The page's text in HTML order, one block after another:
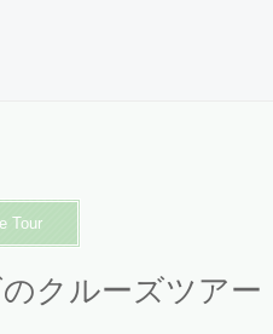
Tour
のクルーズツア